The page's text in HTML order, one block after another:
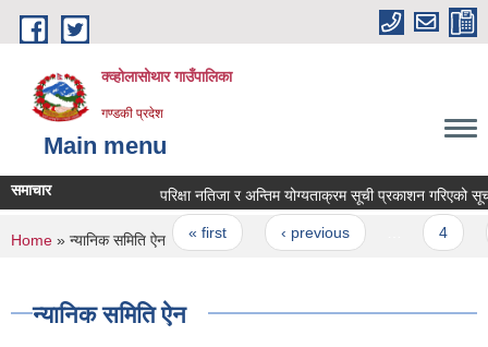
Skip to main content
क्व्होलासोथार गाउँपालिका
गण्डकी प्रदेश
Main menu
समाचार परिक्षा नतिजा र अन्तिम योग्यताक्रम सूची प्रकाशन गरिएको सूचना
Pages
« first ‹ previous
You are here
Home » न्यानिक समिति ऐन
न्यानिक समिति ऐन